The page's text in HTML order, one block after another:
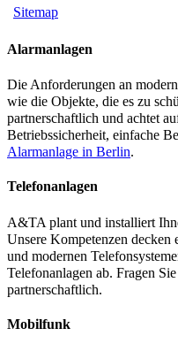
Sitemap
Alarmanlagen
Die Anforderungen an
wie die Objekte, die es zu
partnerschaftlich und achtet
Betriebssicherheit, einfache
Alarmanlage in Berlin.
Telefonanlagen
A&TA plant und installiert
Unsere Kompetenzen decken
und modernen
Telefonanlagen ab. Fragen
partnerschaftlich.
Mobilfunk